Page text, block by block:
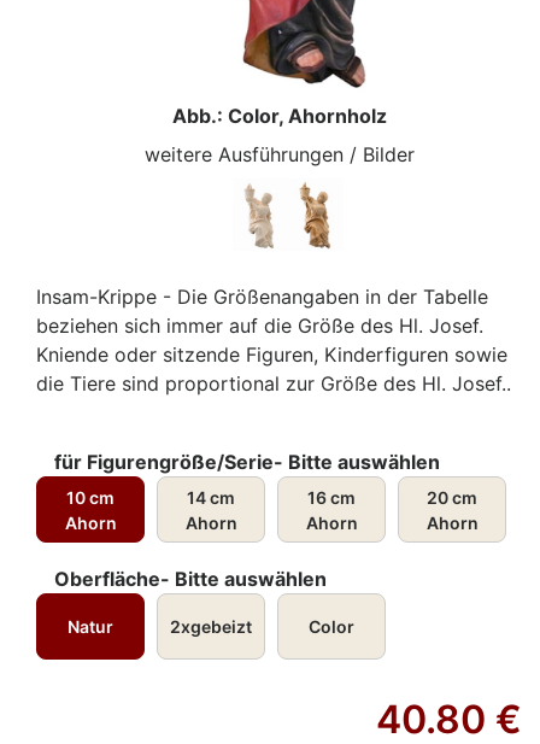
Abb.: Color, Ahornholz
weitere Ausführungen / Bilder
Insam-Krippe - Die Größenangaben in der Tabelle
beziehen sich immer auf die Größe des Hl. Josef.
Kniende oder sitzende Figuren, Kinderfiguren sowie
die Tiere sind proportional zur Größe des Hl. Josef..
für Figurengröße/Serie- Bitte auswählen
10 cm
Ahorn
14 cm
Ahorn
16 cm
Ahorn
20 cm
Ahorn
Oberfläche- Bitte auswählen
Natur 2xgebeizt Color
40.80 €